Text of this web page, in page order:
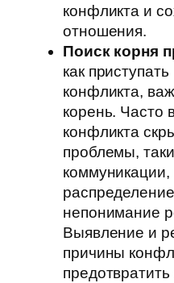
конфликта и
отношения.
Поиск корня
как
конфликта,
корень. Часто
конфликта
проблемы,
непонимание
Выявление и
причины